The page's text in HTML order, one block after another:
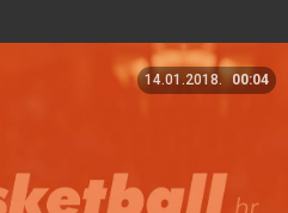
14.01.2018. 00:04